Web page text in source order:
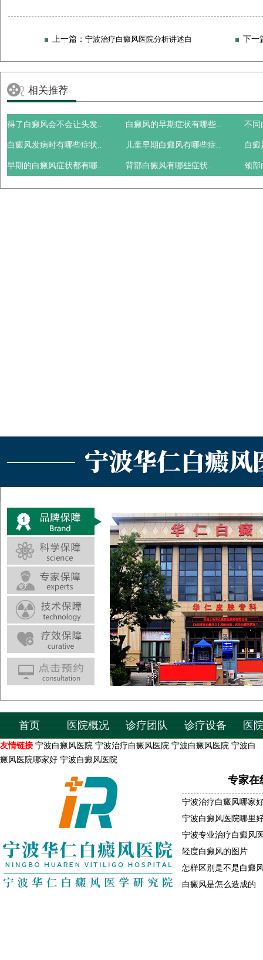
上一篇： 宁波治疗白癜风医院分析讲述白
癜风不同时期的症状特点?
下一
相关推荐
得了白癜风会不会让头发.. 白癜风的早期症状有哪些.. 不同
白癜风发病时有哪些症状.. 儿童早期白癜风有哪些症.. 白癜
早期的白癜风症状都有哪.. 背部白癜风有哪些症状.. 颈部
首页 医院概况 诊疗团队 诊疗设备 医
友情链接 宁波白癜风医院 宁波治疗白癜风医院 宁波白癜风医院 宁波白
癜风医院哪家好 宁波白癜风医院
专家在
宁波治疗白癜风哪家
宁波白癜风医院哪里
宁波专业治疗白癜风
轻度白癜风的图片
怎样区别是不是白癜
白癜风是怎么造成的